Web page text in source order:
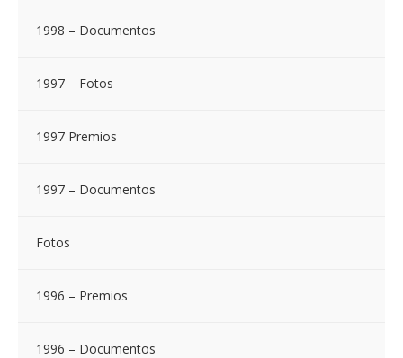
1998 – Documentos
1997 – Fotos
1997 Premios
1997 – Documentos
Fotos
1996 – Premios
1996 – Documentos